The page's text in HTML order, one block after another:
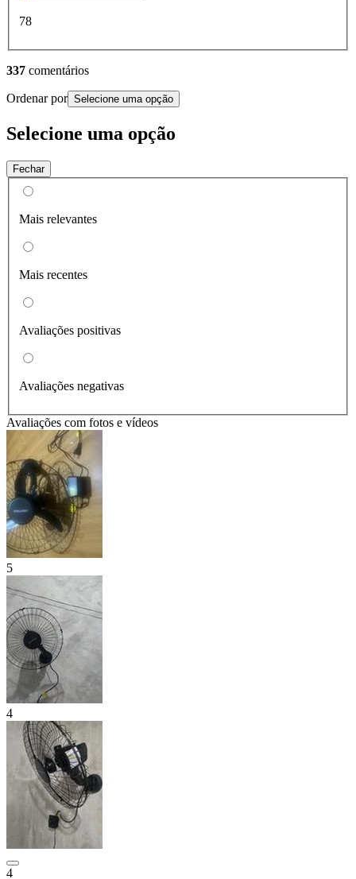
78
337 comentários
Ordenar por Selecione uma opção
Selecione uma opção
Fechar
Mais relevantes
Mais recentes
Avaliações positivas
Avaliações negativas
Avaliações com fotos e vídeos
5
4
4